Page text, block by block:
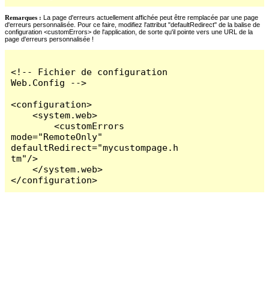
Remarques : La page d'erreurs actuellement affichée peut être remplacée par une page
d'erreurs personnalisée. Pour ce faire, modifiez l'attribut "defaultRedirect" de la balise de
configuration <customErrors> de l'application, de sorte qu'il pointe vers une URL de la
page d'erreurs personnalisée !
<!-- Fichier de configuration
Web.Config -->
<configuration>
    <system.web>
        <customErrors
mode="RemoteOnly"
defaultRedirect="mycustompage.h
tm"/>
    </system.web>
</configuration>